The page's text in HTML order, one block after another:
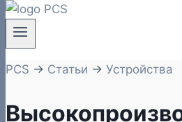
PCS → Статьи → Устройства